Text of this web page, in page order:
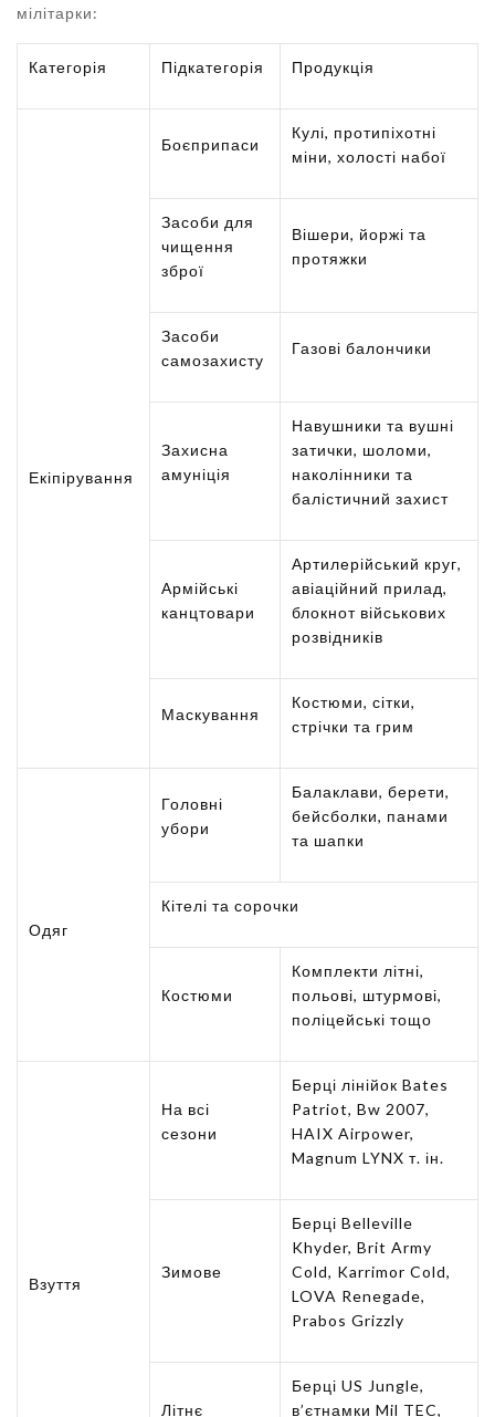
мілітарки:
Категорія Підкатегорія Продукція
Екіпірування
Боєприпаси
Кулі, протипіхотні
міни, холості набої
Засоби для
чищення
зброї
Вішери, йоржі та
протяжки
Засоби
самозахисту
Газові балончики
Захисна
амуніція
Навушники та вушні
затички, шоломи,
наколінники та
балістичний захист
Армійські
канцтовари
Артилерійський круг,
авіаційний прилад,
блокнот військових
розвідників
Маскування
Костюми, сітки,
стрічки та грим
Одяг
Головні
убори
Балаклави, берети,
бейсболки, панами
та шапки
Кітелі та сорочки
Костюми
Комплекти літні,
польові, штурмові,
поліцейські тощо
Взуття
На всі
сезони
Берці лінійок Bates
Patriot, Bw 2007,
HAIX Airpower,
Magnum LYNX т. ін.
Зимове
Берці Belleville
Khyder, Brit Army
Cold, Karrimor Cold,
LOVA Renegade,
Prabos Grizzly
Літнє
Берці US Jungle,
в’єтнамки Mil TEC,